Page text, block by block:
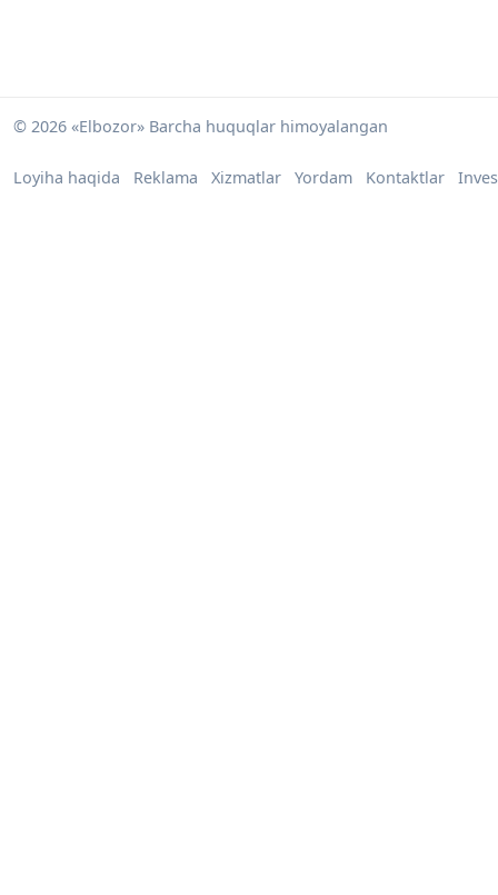
© 2026 «Elbozor» Barcha huquqlar himoyalangan
Loyiha haqida Reklama Xizmatlar Yordam Kontaktlar